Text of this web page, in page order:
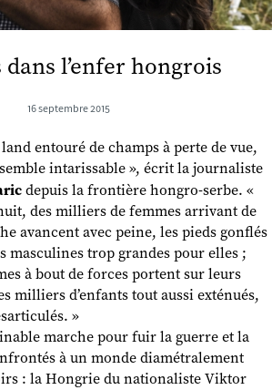
dans l’enfer hongrois
16 septembre 2015
entouré de champs à perte de vue,
intarissable », écrit la journaliste
depuis la frontière hongro-serbe. «
des milliers de femmes arrivant de
avancent avec peine, les pieds gonflés
masculines trop grandes pour elles ;
à bout de forces portent sur leurs
milliers d’enfants tout aussi exténués,
»
marche pour fuir la guerre et la
à un monde diamétralement
: la Hongrie du nationaliste Viktor